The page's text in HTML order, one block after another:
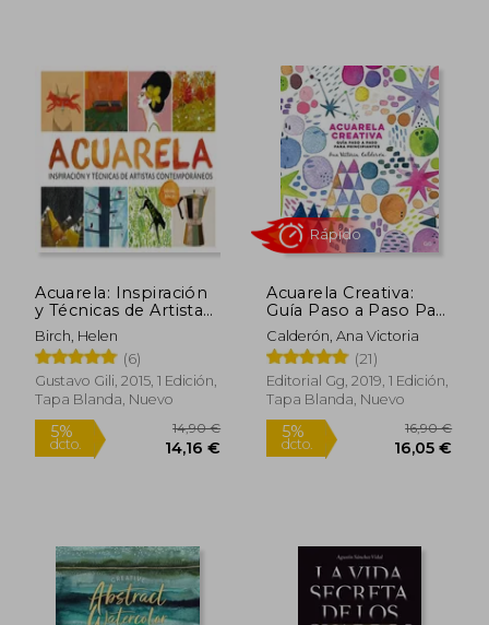
5% 18,00 € 5%
Rápido
Acuarela: Inspiración
y Técnicas de Artistas
Contemporáneos
Birch, Helen
(6)
Gustavo Gili, 2015, 1 Edición,
Tapa Blanda, Nuevo
Acuarela Creativa:
Guía Paso a Paso Para
Principiantes
Calderón, Ana Victoria
(21)
Editorial Gg, 2019, 1 Edición,
Tapa Blanda, Nuevo